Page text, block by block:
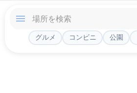
グルメ コンビニ 公園